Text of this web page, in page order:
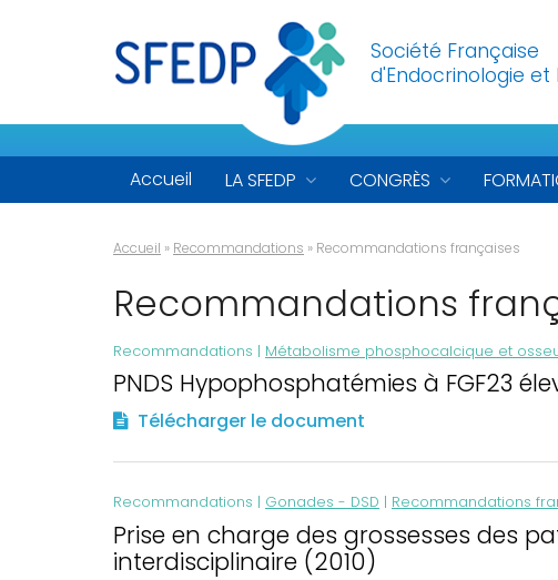
Société Française
d'Endocrinologie
Accueil LA SFEDP CONGRÈS
Accueil » Recommandations » Recommandations françaises
Recommandations
Recommandations | Métabolisme phosphocalcique et
PNDS Hypophosphatémies à FGF23
Télécharger le document
Recommandations | Gonades - DSD | Recommandations
Prise en charge des grossesses des
interdisciplinaire (2010)